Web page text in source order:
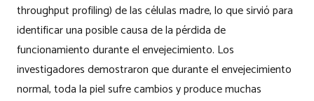
throughput profiling) de las células madre, lo que sirvió para
identificar una posible causa de la pérdida de
funcionamiento durante el envejecimiento. Los
investigadores demostraron que durante el envejecimiento
normal, toda la piel sufre cambios y produce muchas